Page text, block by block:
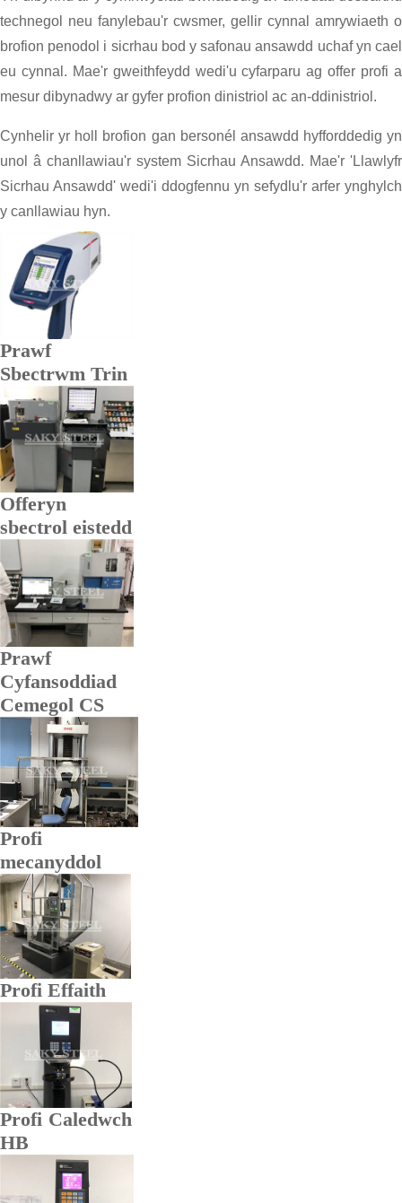
technegol neu fanylebau'r cwsmer, gellir cynnal amrywiaeth o
brofion penodol i sicrhau bod y safonau ansawdd uchaf yn cael
eu cynnal. Mae'r gweithfeydd wedi'u cyfarparu ag offer profi a
mesur dibynadwy ar gyfer profion dinistriol ac an-ddinistriol.
Cynhelir yr holl brofion gan bersonél ansawdd hyfforddedig yn
unol â chanllawiau'r system Sicrhau Ansawdd. Mae'r 'Llawlyfr
Sicrhau Ansawdd' wedi'i ddogfennu yn sefydlu'r arfer ynghylch
y canllawiau hyn.
Prawf
Sbectrwm Trin
Offeryn
sbectrol eistedd
Prawf
Cyfansoddiad
Cemegol CS
Profi
mecanyddol
Profi Effaith
Profi Caledwch
HB